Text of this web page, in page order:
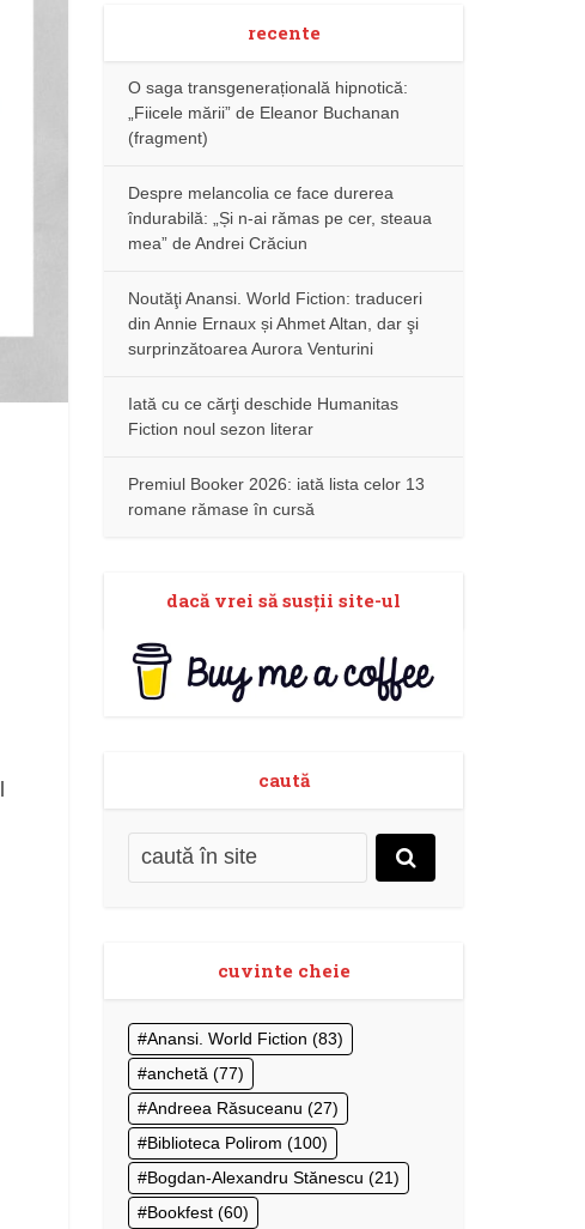
recente
O saga transgenerațională hipnotică:
„Fiicele mării” de Eleanor Buchanan
(fragment)
Despre melancolia ce face durerea
îndurabilă: „Și n-ai rămas pe cer, steaua
mea” de Andrei Crăciun
Noutăţi Anansi. World Fiction: traduceri
din Annie Ernaux și Ahmet Altan, dar şi
surprinzătoarea Aurora Venturini
Iată cu ce cărţi deschide Humanitas
Fiction noul sezon literar
Premiul Booker 2026: iată lista celor 13
romane rămase în cursă
dacă vrei să susţii site-ul
caută
cuvinte cheie
Anansi. World Fiction (83)
anchetă (77)
Andreea Răsuceanu (27)
Biblioteca Polirom (100)
Bogdan-Alexandru Stănescu (21)
Bookfest (60)